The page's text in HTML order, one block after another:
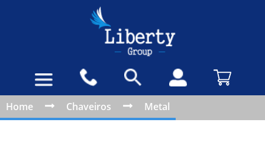
Home Chaveiros Metal